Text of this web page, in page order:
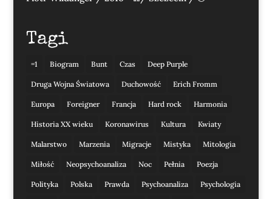
Tagi
=1 Biogram Bunt Czas Deep Purple
Druga Wojna Światowa Duchowość Erich Fromm
Europa Foreigner Francja Hard rock Harmonia
Historia XX wieku Koronawirus Kultura Kwiaty
Malarstwo Marzenia Migracje Mistyka Mitologia
Miłość Neopsychoanaliza Noc Pełnia Poezja
Polityka Polska Prawda Psychoanaliza Psychologia